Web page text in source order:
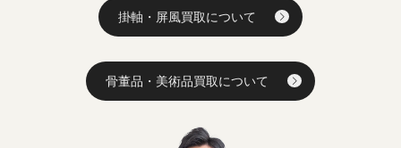
掛軸・屏風買取について
骨董品・美術品買取について